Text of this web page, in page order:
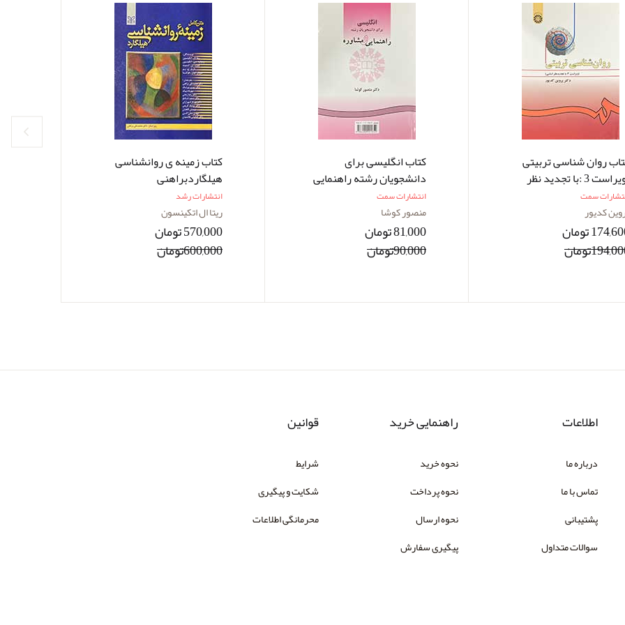
کتاب زمینه ی روانشناسی
هیلگاردبراهنی
انتشارات رشد
ریتا ال اتکینسون
570,000 تومان
600,000تومان
کتاب انگلیسی برای
دانشجویان رشته راهنمایی
و مشاوره تالیف منصور کوشا
انتشارات سمت
منصور کوشا
81,000 تومان
90,000تومان
روان شناسی تربیتی
(ویراست 3 :با تجدید نظر
تالیف پروین کدیور
سمت
کدیور
تومان
اطلاعات
درباره ما
تماس با ما
پشتیبانی
سوالات متداول
راهنمایی خرید
نحوه خرید
نحوه پرداخت
نحوه ارسال
پیگیری سفارش
قوانین
شرایط
شکایت و پیگیری
محرمانگی اطلاعات